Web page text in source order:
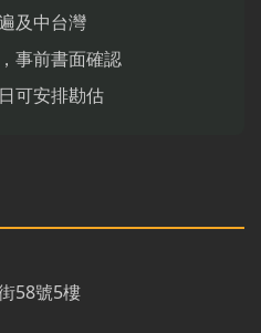
及中台灣
事前書面確認
可安排勘估
58號5樓